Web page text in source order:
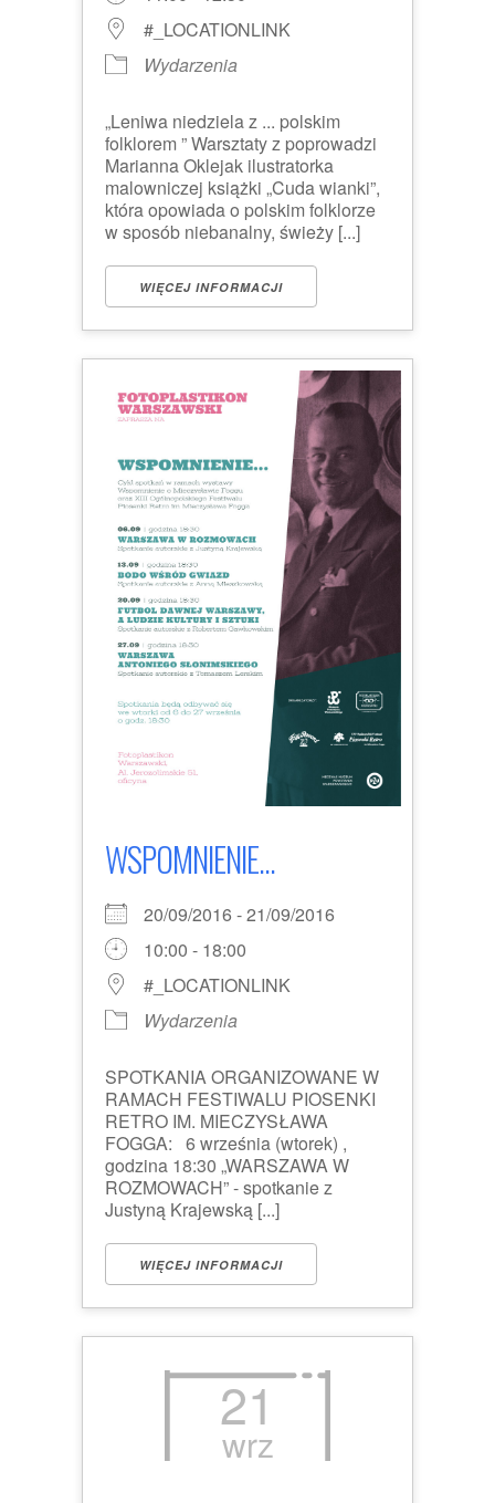
#_LOCATIONLINK
Wydarzenia
„Leniwa niedziela z ... polskim
folklorem ” Warsztaty z poprowadzi
Marianna Oklejak ilustratorka
malowniczej książki „Cuda wianki”,
która opowiada o polskim folklorze
w sposób niebanalny, świeży [...]
WIĘCEJ INFORMACJI
WSPOMNIENIE...
20/09/2016 - 21/09/2016
10:00 - 18:00
#_LOCATIONLINK
Wydarzenia
SPOTKANIA ORGANIZOWANE W
RAMACH FESTIWALU PIOSENKI
RETRO IM. MIECZYSŁAWA
FOGGA: 6 września (wtorek) ,
godzina 18:30 „WARSZAWA W
ROZMOWACH” - spotkanie z
Justyną Krajewską [...]
WIĘCEJ INFORMACJI
21
wrz